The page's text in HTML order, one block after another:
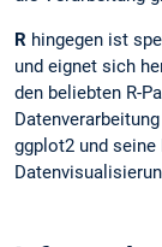
R hingegen ist
und eignet sich
den beliebten R-
ggplot2 und seine